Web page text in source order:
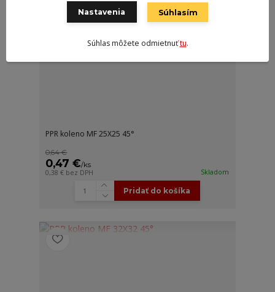
PPR koleno MF 25X25 45°
0,64 €
0,47 €/ks
0,38 € bez DPH Skladom
Pridať do košíka
Nastavenia Súhlasím
Súhlas môžete odmietnuťtu.